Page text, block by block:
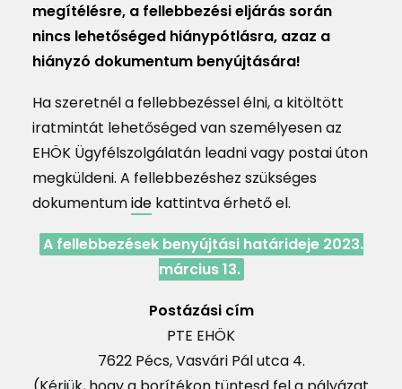
megítélésre, a fellebbezési eljárás során
nincs lehetőséged hiánypótlásra, azaz a
hiányzó dokumentum benyújtására!
Ha szeretnél a fellebbezéssel élni, a kitöltött
iratmintát lehetőséged van személyesen az
EHÖK Ügyfélszolgálatán leadni vagy postai úton
megküldeni. A fellebbezéshez szükséges
dokumentumide kattintva érhető el.
A fellebbezések benyújtási határideje 2023.
március 13.
Postázási cím
PTE EHÖK
7622 Pécs, Vasvári Pál utca 4.